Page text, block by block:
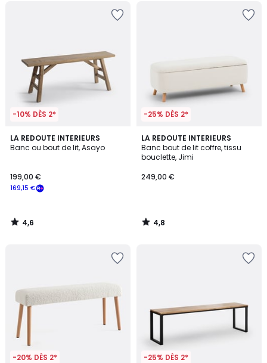
-10% DÈS 2*
LA REDOUTE INTERIEURS
Banc ou bout de lit, Asayo
169,15 €
199,00 €
4,6
/ 5
4,6
/
-25% DÈS 2*
LA REDOUTE INTERIEURS
Banc bout de lit coffre, tissu
bouclette, Jimi
249,00 €
4,8
/ 5
4,8
/
-20% DÈS 2* -25% DÈS 2*